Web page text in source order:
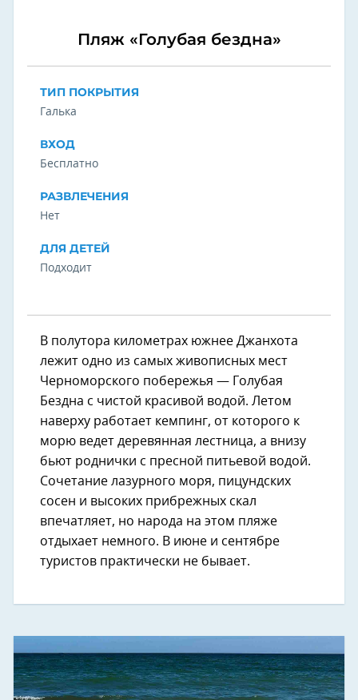
Пляж «Голубая бездна»
ТИП ПОКРЫТИЯ
Галька
ВХОД
Бесплатно
РАЗВЛЕЧЕНИЯ
Нет
ДЛЯ ДЕТЕЙ
Подходит
В полутора километрах южнее Джанхота
лежит одно из самых живописных мест
Черноморского побережья — Голубая
Бездна с чистой красивой водой. Летом
наверху работает кемпинг, от которого к
морю ведет деревянная лестница, а внизу
бьют роднички с пресной питьевой водой.
Сочетание лазурного моря, пицундских
сосен и высоких прибрежных скал
впечатляет, но народа на этом пляже
отдыхает немного. В июне и сентябре
туристов практически не бывает.